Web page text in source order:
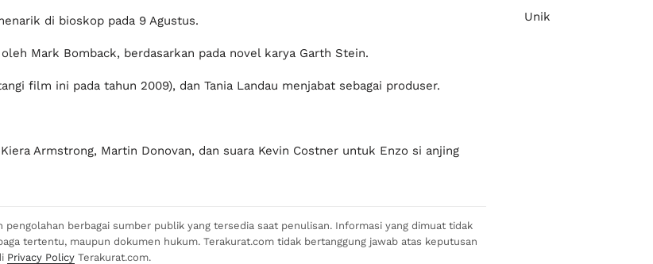
di bioskop pada 9 Agustus.
Mark Bomback, berdasarkan pada novel karya Garth Stein.
film ini pada tahun 2009), dan Tania Landau menjabat sebagai produser.
Armstrong, Martin Donovan, dan suara Kevin Costner untuk Enzo si anjing
berbagai sumber publik yang tersedia saat penulisan. Informasi yang dimuat tidak
tertentu, maupun dokumen hukum. Terakurat.com tidak bertanggung jawab atas keputusan
Privacy Policy Terakurat.com.
Unik